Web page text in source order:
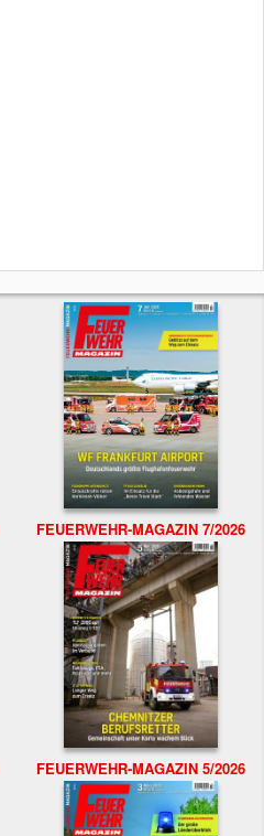
FEUERWEHR-MAGAZIN 7/2026
FEUERWEHR-MAGAZIN 5/2026